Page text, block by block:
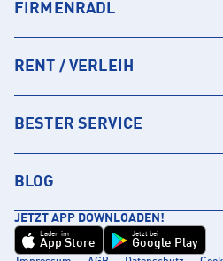
FIRMENRADL
RENT / VERLEIH
BESTER SERVICE
BLOG
JETZT APP DOWNLOADEN!
Laden im
App Store
Jetzt bei
Google Play